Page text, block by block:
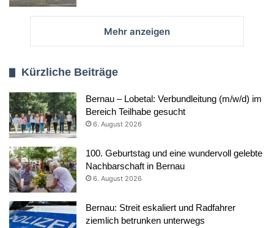
Mehr anzeigen
Kürzliche Beiträge
Bernau – Lobetal: Verbundleitung (m/w/d) im
Bereich Teilhabe gesucht
6. August 2026
100. Geburtstag und eine wundervoll gelebte
Nachbarschaft in Bernau
6. August 2026
Bernau: Streit eskaliert und Radfahrer
ziemlich betrunken unterwegs